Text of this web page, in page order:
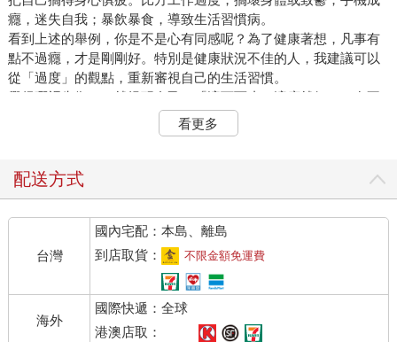
癮，迷失自我；暴飲暴食，導致生活習慣病。
看到上述的舉例，你是不是心有同感呢？為了健康著想，凡事有
點不過癮，才是剛剛好。特別是健康狀況不佳的人，我建議可以
從「過度」的觀點，重新審視自己的生活習慣。
覺得哪裡失衡了，就提醒自己：「適可而止，適度就好。」在不
斷自我檢視和修正的過程中，逐漸能壓抑過度的衝動，學會掌握
適度的感覺，就能改善身心狀況，恢復身心健康。
◉愉快度過一天的基本功
想像一下，你向對方說早安，對方卻臭臉回應，你會有何感受？
應該會覺得心情很糟，甚至一整天都被糟蹋了。對人冷漠，在對
方內心造成的負面陰影就是如此強大。
人際關係中，一聲問候就能左右你我的情緒感受。朝氣十足地打
看更多
配送方式
台灣
國內宅配：本島、離島
到店取貨：
不限金額免運費
海外
國際快遞：全球
港澳店取：